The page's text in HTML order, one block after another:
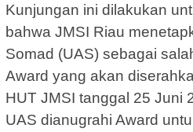
Kunjungan ini dilakukan
bahwa JMSI Riau
Somad (UAS) sebagai
Award yang akan
HUT JMSI tanggal 25 Juni
UAS dianugrahi Award